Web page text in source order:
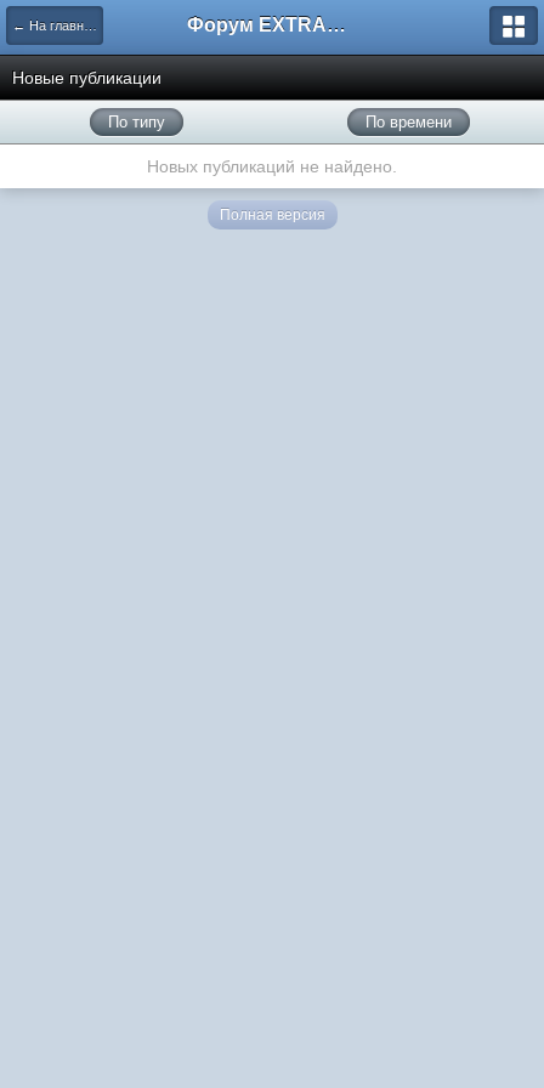
← На главную Форум EXTRACTOR.ru
Новые публикации
По типу По времени
Новых публикаций не найдено.
Полная версия